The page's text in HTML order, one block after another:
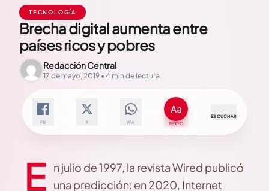
TECNOLOGÍA
Brecha digital aumenta entre
países ricos y pobres
Redacción Central
17 de mayo, 2019 • 4 min de lectura
FB X WA TEXTO
ESCUCHAR
E n julio de 1997, la revista Wired publicó
una predicción: en 2020, Internet